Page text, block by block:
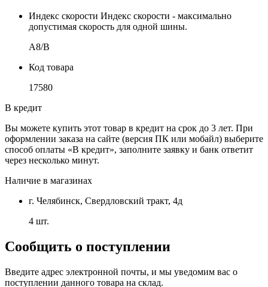
Индекс скорости Индекс скорости - максимально
допустимая скорость для одной шины.
A8/B
Код товара
17580
В кредит
Вы можете купить этот товар в кредит на срок до 3 лет. При
оформлении заказа на сайте (версия ПК или мобайл) выберите
способ оплаты «В кредит», заполните заявку и банк ответит
через несколько минут.
Наличие в магазинах
г. Челябинск, Свердловский тракт, 4д
4 шт.
Сообщить о поступлении
Введите адрес электронной почты, и мы уведомим вас о
поступлении данного товара на склад.